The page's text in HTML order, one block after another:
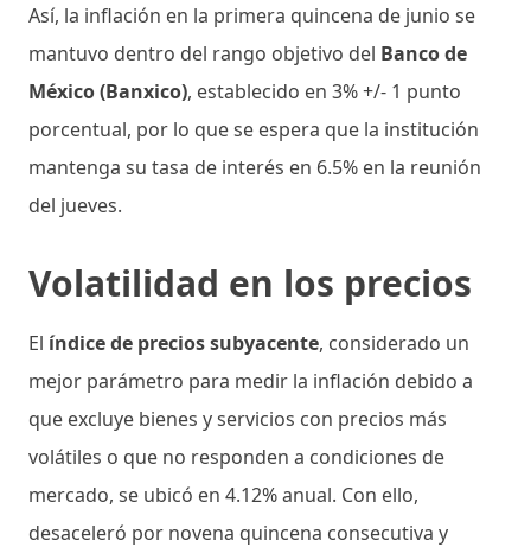
Así, la inflación en la primera quincena de junio se
mantuvo dentro del rango objetivo del Banco de
México (Banxico), establecido en 3% +/- 1 punto
porcentual, por lo que se espera que la institución
mantenga su tasa de interés en 6.5% en la reunión
del jueves.
Volatilidad en los precios
El índice de precios subyacente, considerado un
mejor parámetro para medir la inflación debido a
que excluye bienes y servicios con precios más
volátiles o que no responden a condiciones de
mercado, se ubicó en 4.12% anual. Con ello,
desaceleró por novena quincena consecutiva y